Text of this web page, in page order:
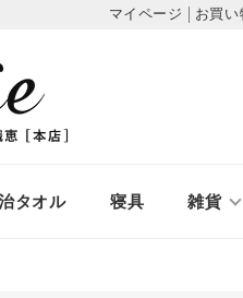
マイページ お買い
タオル 寝具 雑貨